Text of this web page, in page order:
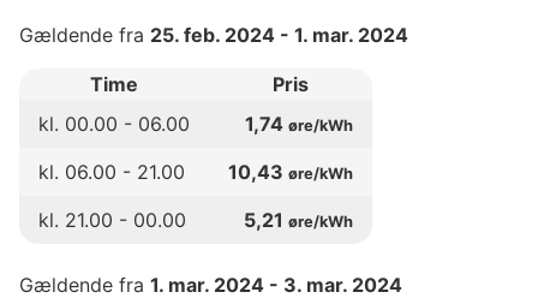
Gældende fra 25. feb. 2024 - 1. mar. 2024
Time
Pris
kl. 00.00 - 06.00 1,74 øre/kWh
kl. 06.00 - 21.00 10,43 øre/kWh
kl. 21.00 - 00.00 5,21 øre/kWh
Gældende fra 1. mar. 2024 - 3. mar. 2024